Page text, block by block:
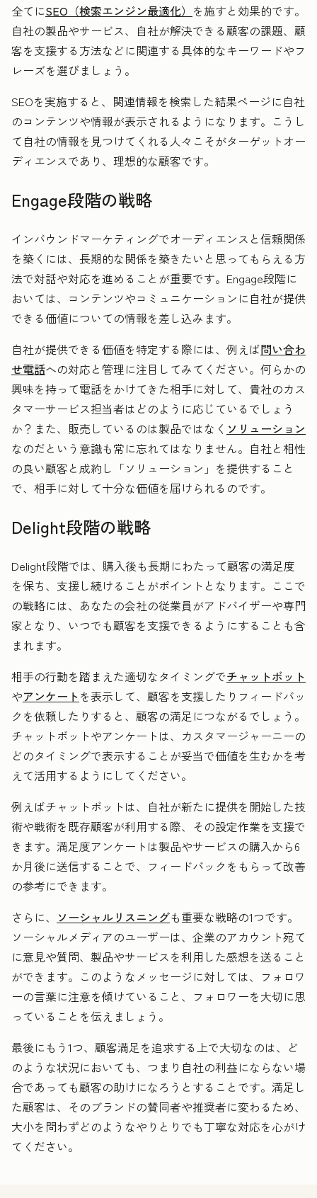
全てにSEO（検索エンジン最適化） を施すと効果的です。
自社の製品やサービス、自社が解決できる顧客の課題、顧
客を支援する方法などに関連する具体的なキーワードやフ
レーズを選びましょう。
SEOを実施すると、関連情報を検索した結果ページに自社
のコンテンツや情報が表示されるようになります。こうし
て自社の情報を見つけてくれる人々こそがターゲットオー
ディエンスであり、理想的な顧客です。
Engage段階の戦略
インバウンドマーケティングでオーディエンスと信頼関係
を築くには、長期的な関係を築きたいと思ってもらえる方
法で対話や対応を進めることが重要です。Engage段階に
おいては、コンテンツやコミュニケーションに自社が提供
できる価値についての情報を差し込みます。
自社が提供できる価値を特定する際には、例えば問い合わ
せ電話への対応と管理に注目してみてください。何らかの
興味を持って電話をかけてきた相手に対して、貴社のカス
タマーサービス担当者はどのように応じているでしょう
か？また、販売しているのは製品ではなく ソリューション
なのだという意識も常に忘れてはなりません。自社と相性
の良い顧客と成約し「ソリューション」を提供すること
で、相手に対して十分な価値を届けられるのです。
Delight段階の戦略
Delight段階では、購入後も長期にわたって顧客の満足度
を保ち、支援し続けることがポイントとなります。ここで
の戦略には、あなたの会社の従業員がアドバイザーや専門
家となり、いつでも顧客を支援できるようにすることも含
まれます。
相手の行動を踏まえた適切なタイミングでチャットボット
やアンケートを表示して、顧客を支援したりフィードバッ
クを依頼したりすると、顧客の満足につながるでしょう。
チャットボットやアンケートは、カスタマージャーニーの
どのタイミングで表示することが妥当で価値を生むかを考
えて活用するようにしてください。
例えばチャットボットは、自社が新たに提供を開始した技
術や戦術を既存顧客が利用する際、その設定作業を支援で
きます。満足度アンケートは製品やサービスの購入から6
か月後に送信することで、フィードバックをもらって改善
の参考にできます。
さらに、 ソーシャルリスニングも重要な戦略の1つです。
ソーシャルメディアのユーザーは、企業のアカウント宛て
に意見や質問、製品やサービスを利用した感想を送ること
ができます。このようなメッセージに対しては、フォロワ
ーの言葉に注意を傾けていること、フォロワーを大切に思
っていることを伝えましょう。
最後にもう1つ、顧客満足を追求する上で大切なのは、ど
のような状況においても、つまり自社の利益にならない場
合であっても顧客の助けになろうとすることです。満足し
た顧客は、そのブランドの賛同者や推奨者に変わるため、
大小を問わずどのようなやりとりでも丁寧な対応を心がけ
てください。